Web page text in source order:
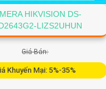
HIKVISION DS-
LIZS2UHUN
Giá Bán:
Khuyến Mại: 5%-35%